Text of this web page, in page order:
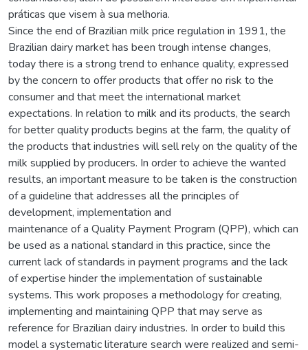
práticas que visem à sua melhoria.
Since the end of Brazilian milk price regulation in 1991, the
Brazilian dairy market has been trough intense changes,
today there is a strong trend to enhance quality, expressed
by the concern to offer products that offer no risk to the
consumer and that meet the international market
expectations. In relation to milk and its products, the search
for better quality products begins at the farm, the quality of
the products that industries will sell rely on the quality of the
milk supplied by producers. In order to achieve the wanted
results, an important measure to be taken is the construction
of a guideline that addresses all the principles of
development, implementation and
maintenance of a Quality Payment Program (QPP), which can
be used as a national standard in this practice, since the
current lack of standards in payment programs and the lack
of expertise hinder the implementation of sustainable
systems. This work proposes a methodology for creating,
implementing and maintaining QPP that may serve as
reference for Brazilian dairy industries. In order to build this
model a systematic literature search were realized and semi-